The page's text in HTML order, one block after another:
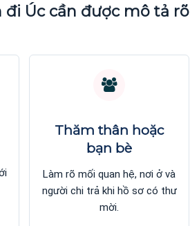
đi Úc cần được mô tả rõ
Thăm thân hoặc
bạn bè
Làm rõ mối quan hệ, nơi ở và
người chi trả khi hồ sơ có thư
mời.
Visa Năm Châu - Giải pháp hỗ trợ xin
Báo Dân Trí giới thiệu về quy trình
túc của Visa Năm Châu, giúp người
XEM BÀI VIẾT